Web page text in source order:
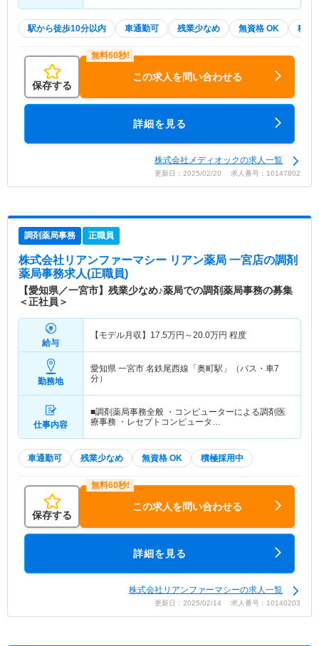
駅から徒歩10分以内 車通勤可 残業少なめ 無資格 OK 積極
保存する
この求人を問い合わせる
詳細を見る
株式会社メディオックの求人一覧
更新日：2025/02/20 求人番号：10147802
調剤薬局事務 正職員
株式会社リアンファーマシー リアン薬局 一宮店の調剤
薬局事務求人(正職員)
【愛知県／一宮市】残業少なめ♪薬局での調剤薬局事務の募集
＜正社員＞
給与
【モデル月収】 17.5万円～20.0万円 程度
勤務地
愛知県 一宮市 名鉄尾西線「奥町駅」（バス・車7
分）
仕事内容
■調剤薬局事務全般 ・コンピューターによる調剤医
療事務 ・レセプトコンピュータ…
車通勤可 残業少なめ 無資格 OK 積極採用中
保存する
この求人を問い合わせる
詳細を見る
株式会社リアンファーマシーの求人一覧
更新日：2025/02/14 求人番号：10140203